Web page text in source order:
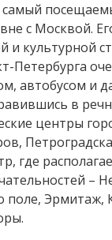
самый
с Москвой.
и культурной
Петербурга
автобусом и
в
центры
где
–
поле, Эрмитаж,